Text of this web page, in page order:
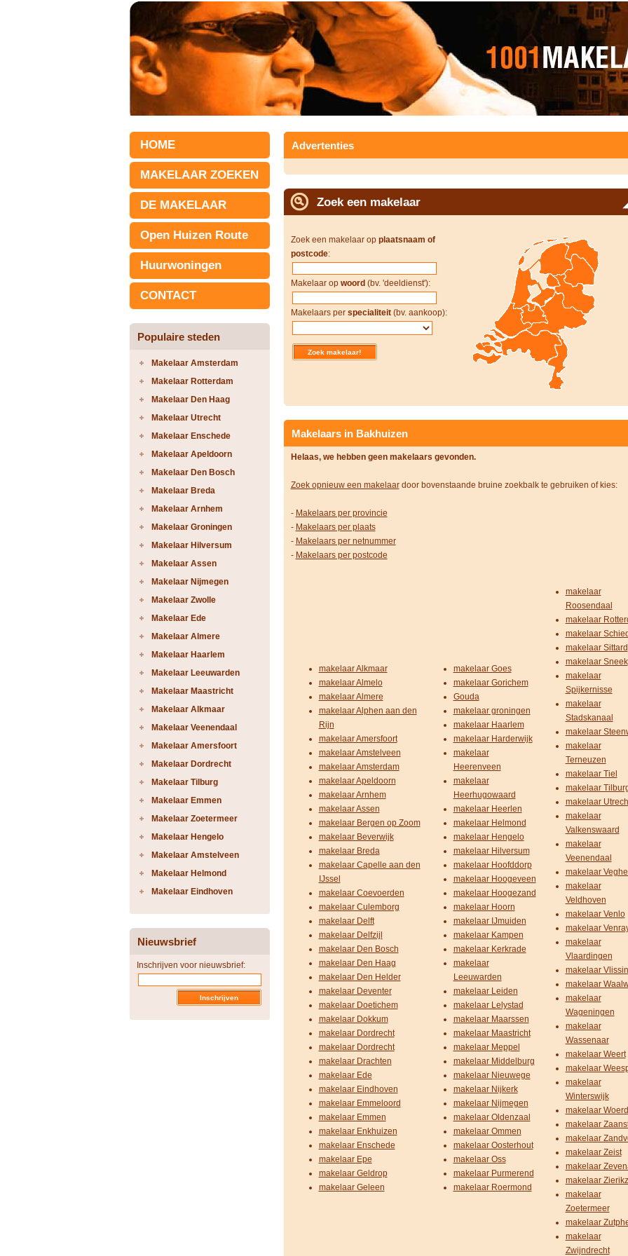
HOME
MAKELAAR ZOEKEN
DE MAKELAAR
Open Huizen Route
Huurwoningen
CONTACT
Populaire steden
Makelaar Amsterdam
Makelaar Rotterdam
Makelaar Den Haag
Makelaar Utrecht
Makelaar Enschede
Makelaar Apeldoorn
Makelaar Den Bosch
Makelaar Breda
Makelaar Arnhem
Makelaar Groningen
Makelaar Hilversum
Makelaar Assen
Makelaar Nijmegen
Makelaar Zwolle
Makelaar Ede
Makelaar Almere
Makelaar Haarlem
Makelaar Leeuwarden
Makelaar Maastricht
Makelaar Alkmaar
Makelaar Veenendaal
Makelaar Amersfoort
Makelaar Dordrecht
Makelaar Tilburg
Makelaar Emmen
Makelaar Zoetermeer
Makelaar Hengelo
Makelaar Amstelveen
Makelaar Helmond
Makelaar Eindhoven
Nieuwsbrief
Inschrijven voor nieuwsbrief:
Advertenties
Zoek een makelaar
Zoek een makelaar op plaatsnaam of
postcode:
Makelaar op woord (bv. 'deeldienst'):
Makelaars per specialiteit(bv. aankoop):
Makelaars in Bakhuizen
Helaas, we hebben geen makelaars gevonden.
Zoek opnieuw een makelaardoor bovenstaande bruine zoekbalk te gebruiken of kies:
- Makelaars per provincie
- Makelaars per plaats
- Makelaars per netnummer
- Makelaars per postcode
makelaar Alkmaar
makelaar Almelo
makelaar Almere
makelaar Alphen aan den
Rijn
makelaar Amersfoort
makelaar Amstelveen
makelaar Amsterdam
makelaar Apeldoorn
makelaar Arnhem
makelaar Assen
makelaar Bergen op Zoom
makelaar Beverwijk
makelaar Breda
makelaar Capelle aan den
IJssel
makelaar Coevoerden
makelaar Culemborg
makelaar Delft
makelaar Delfzijl
makelaar Den Bosch
makelaar Den Haag
makelaar Den Helder
makelaar Deventer
makelaar Doetichem
makelaar Dokkum
makelaar Dordrecht
makelaar Dordrecht
makelaar Drachten
makelaar Ede
makelaar Eindhoven
makelaar Emmeloord
makelaar Emmen
makelaar Enkhuizen
makelaar Enschede
makelaar Epe
makelaar Geldrop
makelaar Geleen
makelaar Goes
makelaar Gorichem
Gouda
makelaar groningen
makelaar Haarlem
makelaar Harderwijk
makelaar
Heerenveen
makelaar
Heerhugowaard
makelaar Heerlen
makelaar Helmond
makelaar Hengelo
makelaar Hilversum
makelaar Hoofddorp
makelaar Hoogeveen
makelaar Hoogezand
makelaar Hoorn
makelaar IJmuiden
makelaar Kampen
makelaar Kerkrade
makelaar
Leeuwarden
makelaar Leiden
makelaar Lelystad
makelaar Maarssen
makelaar Maastricht
makelaar Meppel
makelaar Middelburg
makelaar Nieuwege
makelaar Nijkerk
makelaar Nijmegen
makelaar Oldenzaal
makelaar Ommen
makelaar Oosterhout
makelaar Oss
makelaar Purmerend
makelaar Roermond
makelaar
Roosendaal
makelaar
makelaar
makelaar Sittard
makelaar Sneek
makelaar
Spijkernisse
makelaar
Stadskanaal
makelaar
makelaar
Terneuzen
makelaar Tiel
makelaar
makelaar
makelaar
Valkenswaard
makelaar
Veenendaal
makelaar Veghel
makelaar
Veldhoven
makelaar Venlo
makelaar
makelaar
Vlaardingen
makelaar
makelaar
makelaar
Wageningen
makelaar
Wassenaar
makelaar Weert
makelaar
makelaar
Winterswijk
makelaar
makelaar
makelaar
makelaar Zeist
makelaar
makelaar
makelaar
Zoetermeer
makelaar
makelaar
Zwijndrecht